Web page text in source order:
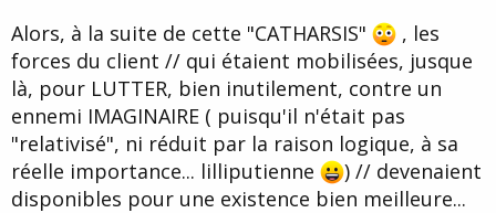
Alors, à la suite de cette "CATHARSIS"
, les
forces du client // qui étaient mobilisées, jusque
là, pour LUTTER, bien inutilement, contre un
ennemi IMAGINAIRE ( puisqu'il n'était pas
"relativisé", ni réduit par la raison logique, à sa
réelle importance... lilliputienne
) // devenaient
disponibles pour une existence bien meilleure...